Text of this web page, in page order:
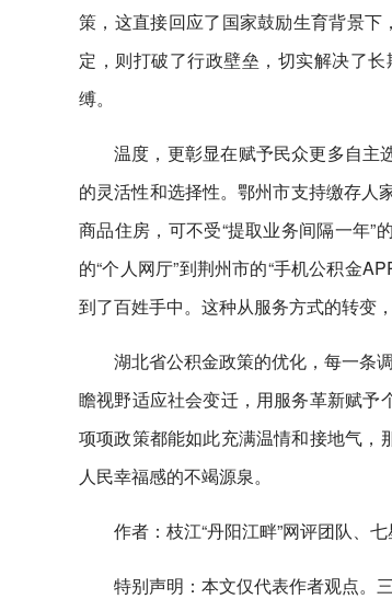
策，这直接回应了国家鼓励生育背景下
定，则打破了行政壁垒，切实解决了
缚。
温度，更彰显在赋予民众更多自主
的灵活性和选择性。鄂州市支持缴存人
商品住房，可不受“提取业务间隔一年
的“个人网厅”到荆州市的“手机公积金
到了百姓手中。这种从服务方式的转变
湖北省公积金政策的优化，每一条
瞻视野适应社会变迁，用服务革新赋予
项项政策都能如此充满温情和接地气，
人民幸福感的不竭源泉。
作者：枝江“丹阳江畔”网评团队、
特别声明：本文仅代表作者观点。